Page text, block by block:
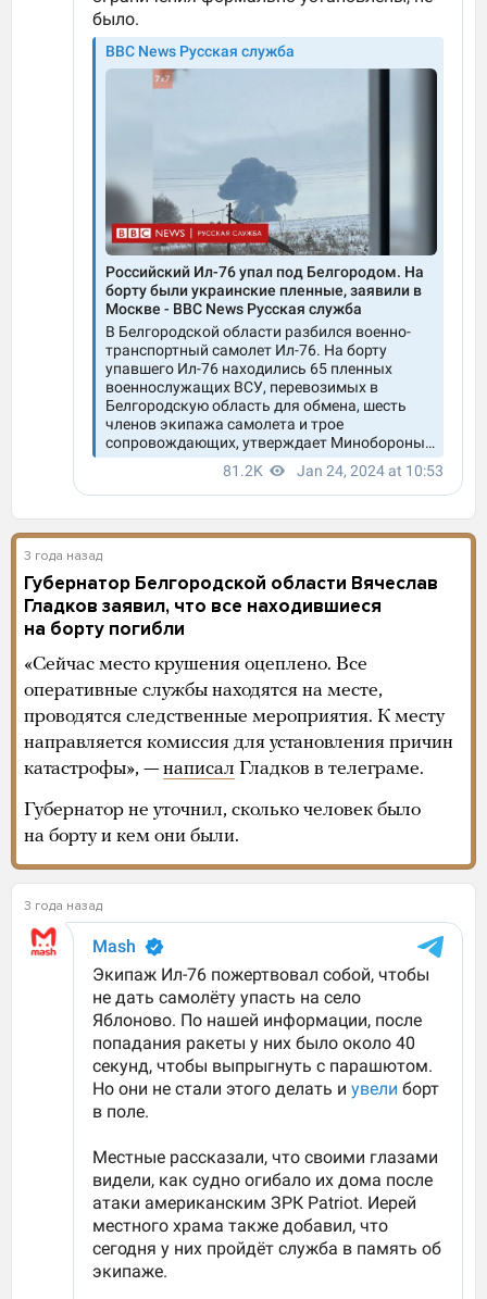
3 года назад
Губернатор Белгородской области Вячеслав
Гладков заявил, что все находившиеся
на борту погибли
«Сейчас место крушения оцеплено. Все
оперативные службы находятся на месте,
проводятся следственные мероприятия. К месту
направляется комиссия для установления причин
катастрофы», — написал Гладков в телеграме.
Губернатор не уточнил, сколько человек было
на борту и кем они были.
3 года назад